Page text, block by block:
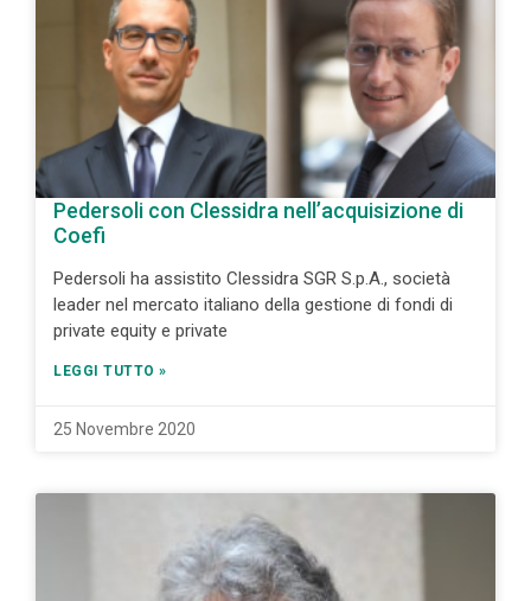
Pedersoli con Clessidra nell’acquisizione di
Coefi
Pedersoli ha assistito Clessidra SGR S.p.A., società
leader nel mercato italiano della gestione di fondi di
private equity e private
LEGGI TUTTO »
25 Novembre 2020